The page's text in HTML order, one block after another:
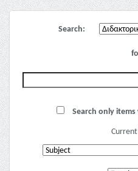
Search:
Search only